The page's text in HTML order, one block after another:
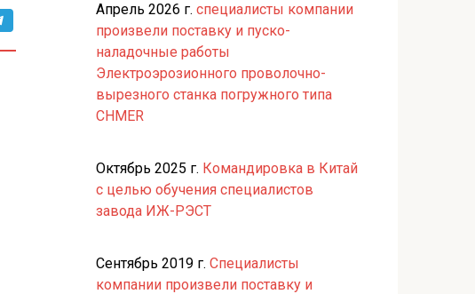
Апрель 2026 г. специалисты компании
произвели поставку и пуско-
наладочные работы
Электроэрозионного проволочно-
вырезного станка погружного типа
CHMER
Октябрь 2025 г. Командировка в Китай
с целью обучения специалистов
завода ИЖ-РЭСТ
Сентябрь 2019 г. Специалисты
компании произвели поставку и